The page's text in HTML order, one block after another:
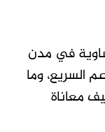
في مدن
السريع، وما
معاناة